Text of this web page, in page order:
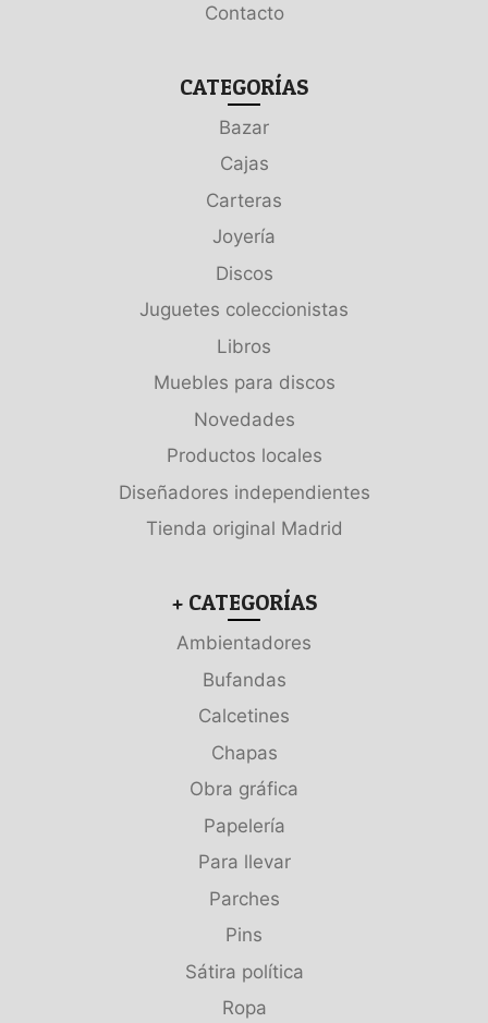
Contacto
CATEGORÍAS
Bazar
Cajas
Carteras
Joyería
Discos
Juguetes coleccionistas
Libros
Muebles para discos
Novedades
Productos locales
Diseñadores independientes
Tienda original Madrid
+ CATEGORÍAS
Ambientadores
Bufandas
Calcetines
Chapas
Obra gráfica
Papelería
Para llevar
Parches
Pins
Sátira política
Ropa